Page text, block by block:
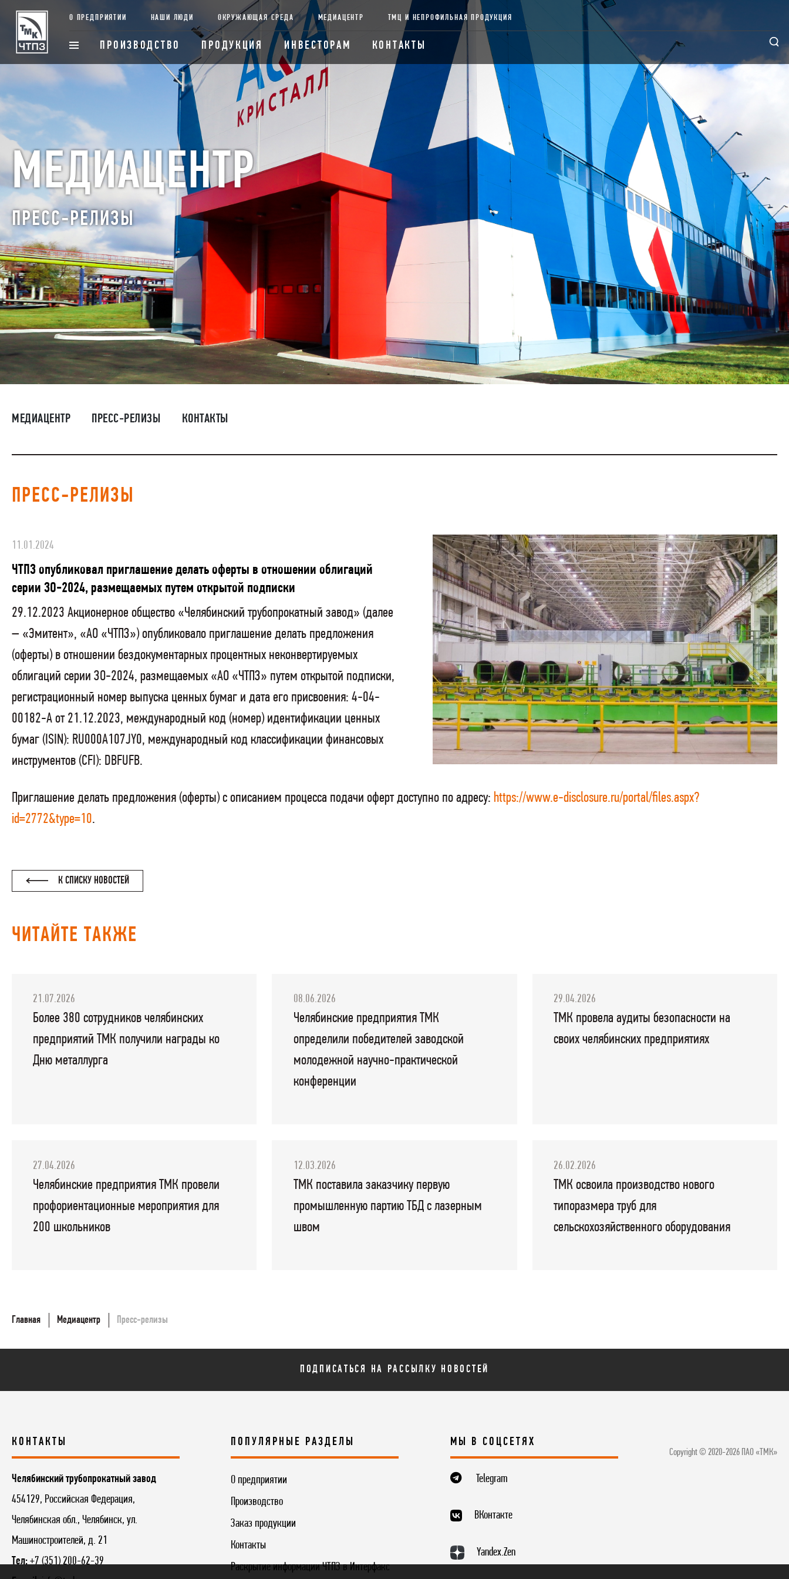
О ПРЕДПРИЯТИИ НАШИ ЛЮДИ ОКРУЖАЮЩАЯ СРЕДА МЕДИАЦЕНТР ТМЦ И НЕПРОФИЛЬНАЯ ПРОДУКЦИЯ
ПРОИЗВОДСТВО ПРОДУКЦИЯ ИНВЕСТОРАМ КОНТАКТЫ
МЕДИАЦЕНТР
ПРЕСС-РЕЛИЗЫ
МЕДИАЦЕНТР ПРЕСС-РЕЛИЗЫ КОНТАКТЫ
ПРЕСС-РЕЛИЗЫ
11.01.2024
ЧТПЗ опубликовал приглашение делать оферты в отношении облигаций
серии ЗО-2024, размещаемых путем открытой подписки
29.12.2023 Акционерное общество «Челябинский трубопрокатный завод» (далее
– «Эмитент», «АО «ЧТПЗ») опубликовало приглашение делать предложения
(оферты) в отношении бездокументарных процентных неконвертируемых
облигаций серии ЗО-2024, размещаемых «АО «ЧТПЗ» путем открытой подписки,
регистрационный номер выпуска ценных бумаг и дата его присвоения: 4-04-
00182-А от 21.12.2023, международный код (номер) идентификации ценных
бумаг (ISIN): RU000A107JY0, международный код классификации финансовых
инструментов (CFI): DBFUFB.
Приглашение делать предложения (оферты) с описанием процесса подачи оферт доступно по адресу: https://www.e-disclosure.ru/portal/files.aspx?
id=2772&type=10.
К СПИСКУ НОВОСТЕЙ
ЧИТАЙТЕ ТАКЖЕ
21.07.2026
Более 380 сотрудников челябинских
предприятий ТМК получили награды ко
Дню металлурга
08.06.2026
Челябинские предприятия ТМК
определили победителей заводской
молодежной научно-практической
конференции
29.04.2026
ТМК провела аудиты безопасности на
своих челябинских предприятиях
27.04.2026
Челябинские предприятия ТМК провели
профориентационные мероприятия для
200 школьников
12.03.2026
ТМК поставила заказчику первую
промышленную партию ТБД с лазерным
швом
26.02.2026
ТМК освоила производство нового
типоразмера труб для
сельскохозяйственного оборудования
Главная Медиацентр Пресс-релизы
ПОДПИСАТЬСЯ НА РАССЫЛКУ НОВОСТЕЙ
КОНТАКТЫ
Челябинский трубопрокатный завод
454129, Российская Федерация,
Челябинская обл., Челябинск, ул.
Машиностроителей, д. 21
Тел:+7 (351) 200-62-39
ПОПУЛЯРНЫЕ РАЗДЕЛЫ
О предприятии
Производство
Заказ продукции
Контакты
Раскрытие информации ЧТПЗ в Интерфакс
МЫ В СОЦСЕТЯХ
Telegram
ВКонтакте
Yandex.Zen
Copyright © 2020-2026 ПАО «ТМК»